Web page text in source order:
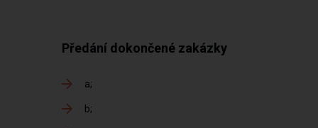
Předání dokončené zakázky
a
b